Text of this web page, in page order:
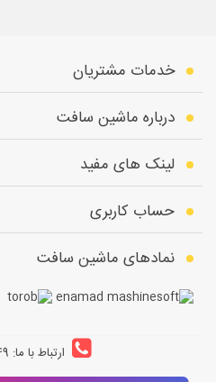
خدمات مشتریان
درباره ماشین سافت
لینک های مفید
حساب کاربری
نمادهای ماشین سافت
ارتباط با ما: 34444149 - 041